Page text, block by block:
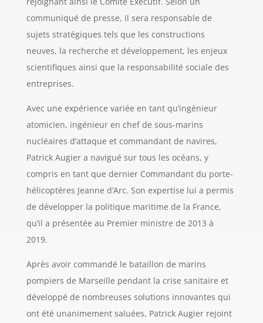
communiqué de presse, il sera responsable de
sujets stratégiques tels que les constructions
neuves, la recherche et développement, les enjeux
scientifiques ainsi que la responsabilité sociale des
entreprises.
Avec une expérience variée en tant qu’ingénieur
atomicien, ingénieur en chef de sous-marins
nucléaires d’attaque et commandant de navires,
Patrick Augier a navigué sur tous les océans, y
compris en tant que dernier Commandant du porte-
hélicoptères Jeanne d’Arc. Son expertise lui a permis
de développer la politique maritime de la France,
qu’il a présentée au Premier ministre de 2013 à
2019.
Après avoir commandé le bataillon de marins
pompiers de Marseille pendant la crise sanitaire et
développé de nombreuses solutions innovantes qui
ont été unanimement saluées, Patrick Augier rejoint